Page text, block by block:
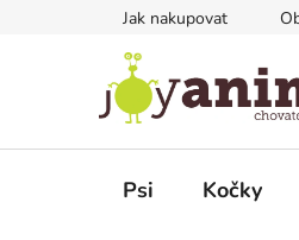
Jak nakupovat
Psi Kočky